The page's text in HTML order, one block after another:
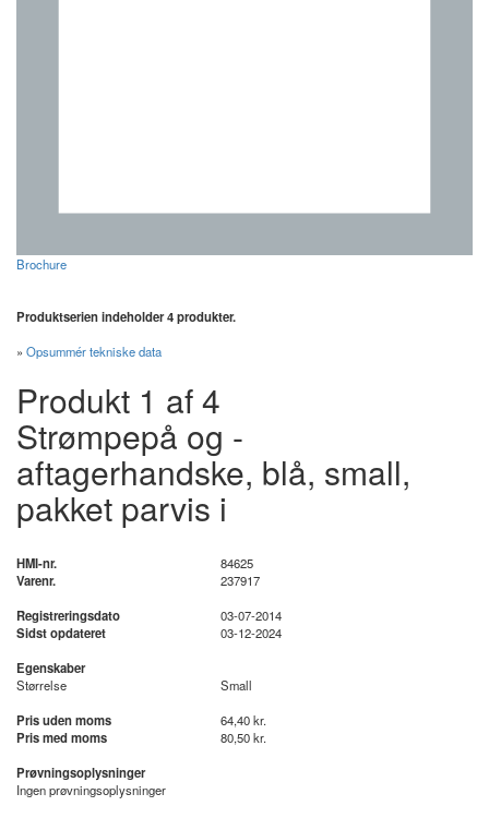
Brochure
Produktserien indeholder 4 produkter.
» Opsummér tekniske data
Produkt 1 af 4
Strømpepå og -
aftagerhandske, blå, small,
pakket parvis i
HMI-nr.
84625
Varenr.
237917
Registreringsdato
03-07-2014
Sidst opdateret
03-12-2024
Egenskaber
Størrelse
Small
Pris uden moms
64,40 kr.
Pris med moms
80,50 kr.
Prøvningsoplysninger
Ingen prøvningsoplysninger